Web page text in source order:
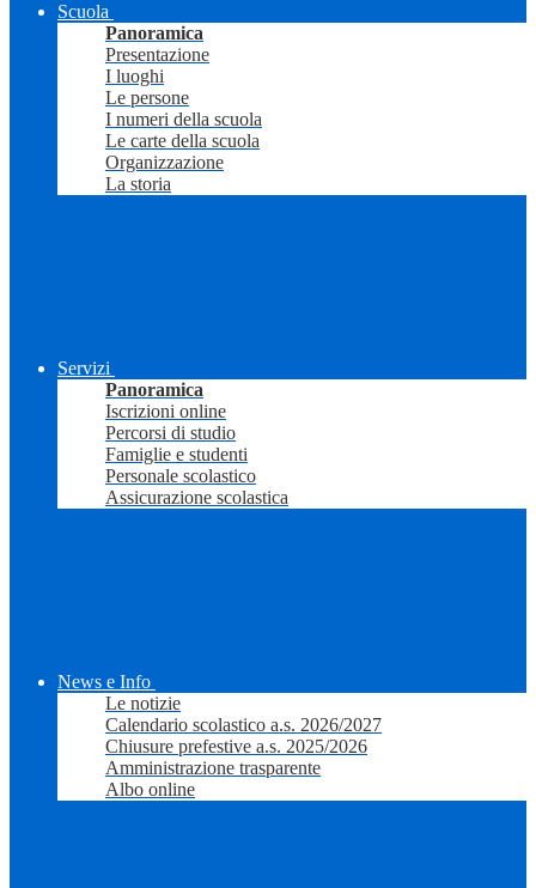
Scuola
Panoramica
Presentazione
I luoghi
Le persone
I numeri della scuola
Le carte della scuola
Organizzazione
La storia
Servizi
Panoramica
Iscrizioni online
Percorsi di studio
Famiglie e studenti
Personale scolastico
Assicurazione scolastica
News e Info
Le notizie
Calendario scolastico a.s. 2026/2027
Chiusure prefestive a.s. 2025/2026
Amministrazione trasparente
Albo online